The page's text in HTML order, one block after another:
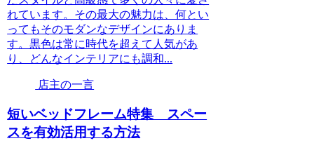
れています。その最大の魅力は、何とい
ってもそのモダンなデザインにありま
す。黒色は常に時代を超えて人気があ
り、どんなインテリアにも調和...
店主の一言
短いベッドフレーム特集 スペー
スを有効活用する方法